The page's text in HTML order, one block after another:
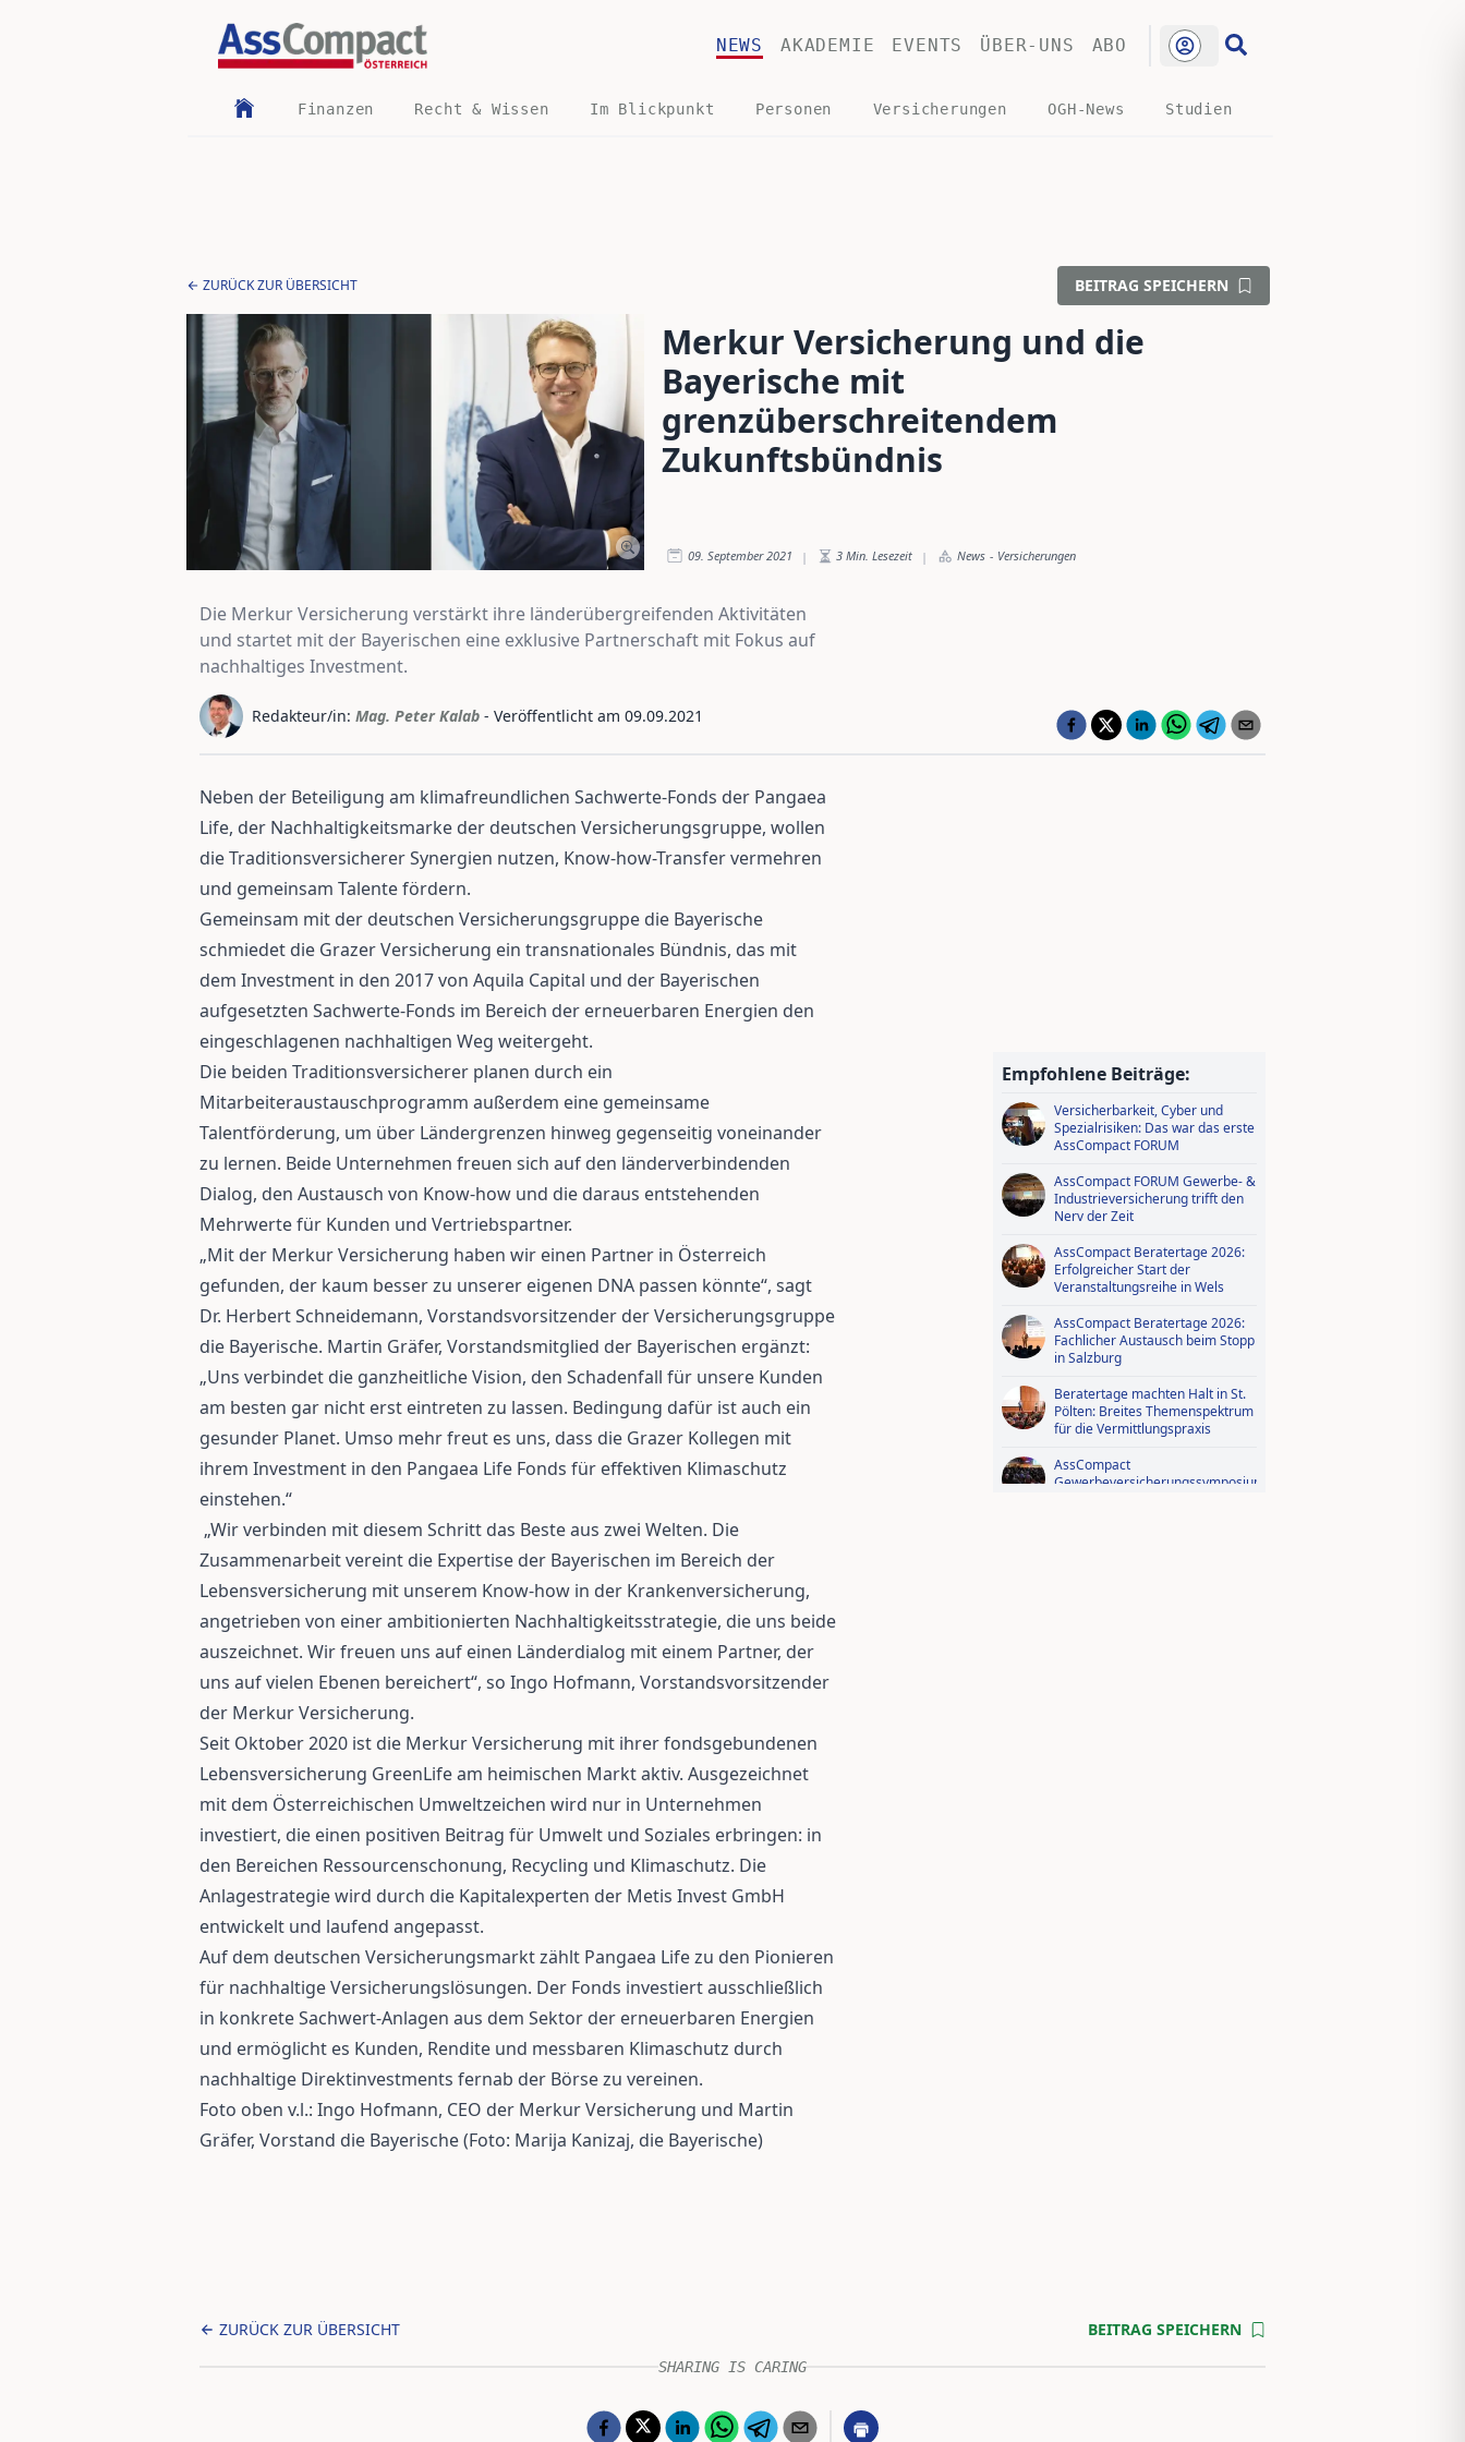
NEWS AKADEMIE EVENTS ÜBER-UNS ABO
Finanzen Recht & Wissen Im Blickpunkt Personen Versicherungen OGH-News Studien
ZURÜCK ZUR ÜBERSICHT BEITRAG SPEICHERN
Merkur Versicherung und die
Bayerische mit
grenzüberschreitendem
Zukunftsbündnis
09. September 2021 | 3 Min. Lesezeit | News - Versicherungen
Die Merkur Versicherung verstärkt ihre länderübergreifenden Aktivitäten
und startet mit der Bayerischen eine exklusive Partnerschaft mit Fokus auf
nachhaltiges Investment.
Redakteur/in: Mag. Peter Kalab - Veröffentlicht am 09.09.2021
Neben der Beteiligung am klimafreundlichen Sachwerte-Fonds der Pangaea
Life, der Nachhaltigkeitsmarke der deutschen Versicherungsgruppe, wollen
die Traditionsversicherer Synergien nutzen, Know-how-Transfer vermehren
und gemeinsam Talente fördern.
Gemeinsam mit der deutschen Versicherungsgruppe die Bayerische
schmiedet die Grazer Versicherung ein transnationales Bündnis, das mit
dem Investment in den 2017 von Aquila Capital und der Bayerischen
aufgesetzten Sachwerte-Fonds im Bereich der erneuerbaren Energien den
eingeschlagenen nachhaltigen Weg weitergeht.
Die beiden Traditionsversicherer planen durch ein
Mitarbeiteraustauschprogramm außerdem eine gemeinsame
Talentförderung, um über Ländergrenzen hinweg gegenseitig voneinander
zu lernen. Beide Unternehmen freuen sich auf den länderverbindenden
Dialog, den Austausch von Know-how und die daraus entstehenden
Mehrwerte für Kunden und Vertriebspartner.
„Mit der Merkur Versicherung haben wir einen Partner in Österreich
gefunden, der kaum besser zu unserer eigenen DNA passen könnte“, sagt
Dr. Herbert Schneidemann, Vorstandsvorsitzender der Versicherungsgruppe
die Bayerische. Martin Gräfer, Vorstandsmitglied der Bayerischen ergänzt:
„Uns verbindet die ganzheitliche Vision, den Schadenfall für unsere Kunden
am besten gar nicht erst eintreten zu lassen. Bedingung dafür ist auch ein
gesunder Planet. Umso mehr freut es uns, dass die Grazer Kollegen mit
ihrem Investment in den Pangaea Life Fonds für effektiven Klimaschutz
einstehen.“
„Wir verbinden mit diesem Schritt das Beste aus zwei Welten. Die
Zusammenarbeit vereint die Expertise der Bayerischen im Bereich der
Lebensversicherung mit unserem Know-how in der Krankenversicherung,
angetrieben von einer ambitionierten Nachhaltigkeitsstrategie, die uns beide
auszeichnet. Wir freuen uns auf einen Länderdialog mit einem Partner, der
uns auf vielen Ebenen bereichert“, so Ingo Hofmann, Vorstandsvorsitzender
der Merkur Versicherung.
Seit Oktober 2020 ist die Merkur Versicherung mit ihrer fondsgebundenen
Lebensversicherung GreenLife am heimischen Markt aktiv. Ausgezeichnet
mit dem Österreichischen Umweltzeichen wird nur in Unternehmen
investiert, die einen positiven Beitrag für Umwelt und Soziales erbringen: in
den Bereichen Ressourcenschonung, Recycling und Klimaschutz. Die
Anlagestrategie wird durch die Kapitalexperten der Metis Invest GmbH
entwickelt und laufend angepasst.
Auf dem deutschen Versicherungsmarkt zählt Pangaea Life zu den Pionieren
für nachhaltige Versicherungslösungen. Der Fonds investiert ausschließlich
in konkrete Sachwert-Anlagen aus dem Sektor der erneuerbaren Energien
und ermöglicht es Kunden, Rendite und messbaren Klimaschutz durch
nachhaltige Direktinvestments fernab der Börse zu vereinen.
Foto oben v.l.: Ingo Hofmann, CEO der Merkur Versicherung und Martin
Gräfer, Vorstand die Bayerische (Foto: Marija Kanizaj, die Bayerische)
Empfohlene Beiträge:
AssCompact Live TV
Versicherbarkeit, Cyber und
Spezialrisiken: Das war das erste
AssCompact FORUM
AssCompact FORUM Gewerbe- &
Industrieversicherung trifft den
Nerv der Zeit
AssCompact Beratertage 2026:
Erfolgreicher Start der
Veranstaltungsreihe in Wels
AssCompact Beratertage 2026:
Fachlicher Austausch beim Stopp
in Salzburg
Beratertage machten Halt in St.
Pölten: Breites Themenspektrum
für die Vermittlungspraxis
AssCompact
Gewerbeversicherungssymposium
ZURÜCK ZUR ÜBERSICHT BEITRAG SPEICHERN
SHARING IS CARING